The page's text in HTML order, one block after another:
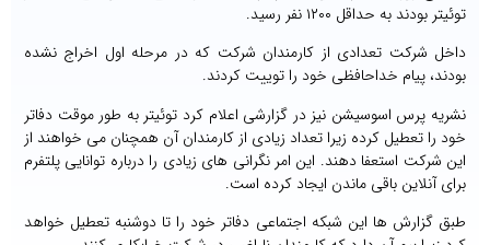
توئیتر بودند به حداقل ۱۲۰۰ نفر رسید.
داخل شرکت تعدادی از کارمندان شرکت که در مرحله اول اخراج نشده
بودند، پیام خداحافظی خود را توییت کردند.
نشریه پرس اسوسیشن نیز در گزارشی اعلام کرد توئیتر به طور موقت دفاتر
خود را تعطیل کرده زیرا تعداد زیادی از کارمندان آن همچنان می خواهند از
این شرکت استعفا دهند. این امر نگرانی های زیادی را درباره توانایی پلتفرم
برای آنلاین باقی ماندن ایجاد کرده است.
طبق گزارش ها این شبکه اجتماعی دفاتر خود را تا دوشنبه تعطیل خواهد